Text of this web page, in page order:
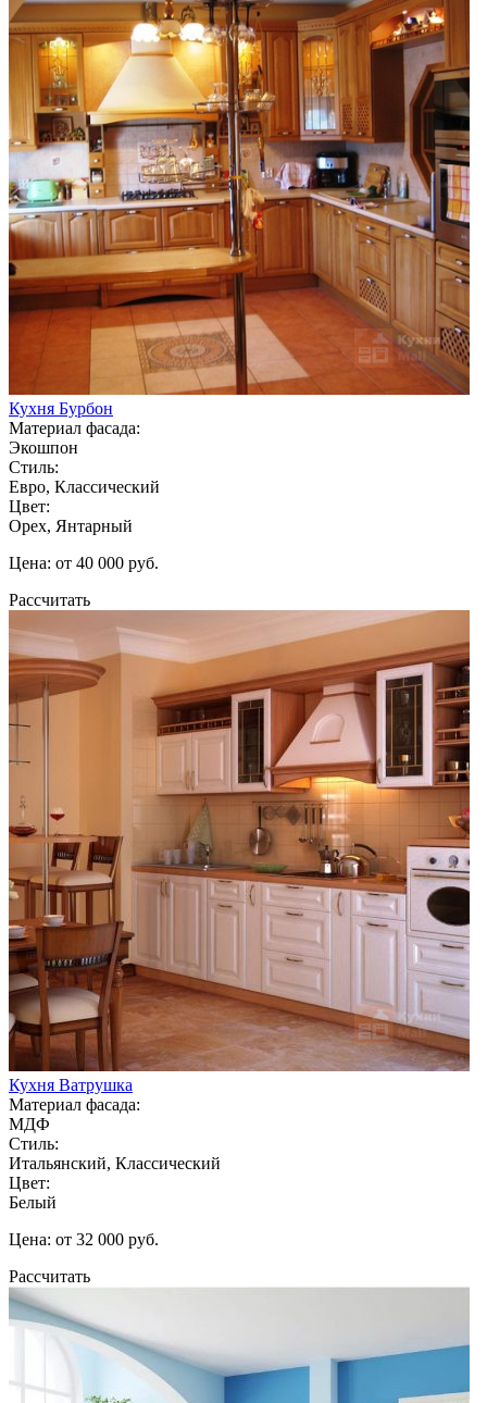
Кухня Бурбон
Материал фасада:
Экошпон
Стиль:
Евро, Классический
Цвет:
Орех, Янтарный
Цена: от 40 000 руб.
Рассчитать
Кухня Ватрушка
Материал фасада:
МДФ
Стиль:
Итальянский, Классический
Цвет:
Белый
Цена: от 32 000 руб.
Рассчитать